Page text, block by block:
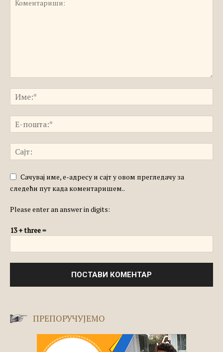
Сачувај име, е-адресу и сајт у овом прегледачу за
следећи пут када коментаришем..
Please enter an answer in digits:
13 + three =
ПРЕПОРУЧУЈЕМО